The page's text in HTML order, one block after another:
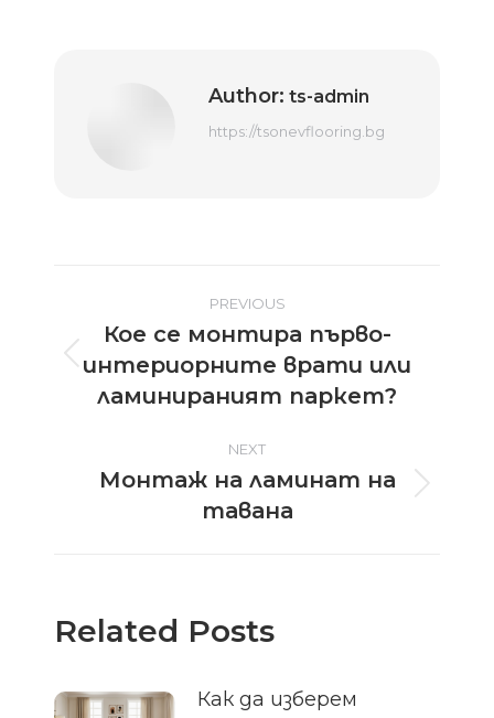
Author: ts-admin
https://tsonevflooring.bg
navigation
PREVIOUS
Previous
post:
Кое се монтира първо-
интериорните врати или
ламинираният паркет?
NEXT
Next
post:
Монтаж на ламинат на
тавана
Related Posts
Как да изберем